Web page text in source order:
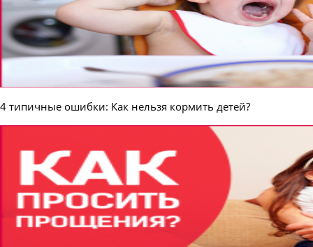
4 типичные ошибки: Как нельзя кормить детей?